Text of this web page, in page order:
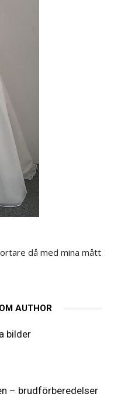
då med mina mått
AUTHOR
bilder
– brudförberedelser